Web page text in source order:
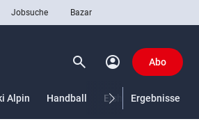
Jobsuche Bazar
search Suchen
account_circle Abo
Alpin Handball Eishockey US-Sport
Ergebnisse